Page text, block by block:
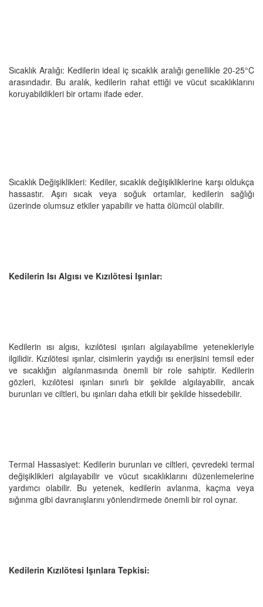
Sıcaklık Aralığı: Kedilerin ideal iç sıcaklık aralığı genellikle 20-25°C
arasındadır. Bu aralık, kedilerin rahat ettiği ve vücut sıcaklıklarını
koruyabildikleri bir ortamı ifade eder.
Sıcaklık Değişiklikleri: Kediler, sıcaklık değişikliklerine karşı oldukça
hassastır. Aşırı sıcak veya soğuk ortamlar, kedilerin sağlığı
üzerinde olumsuz etkiler yapabilir ve hatta ölümcül olabilir.
Kedilerin Isı Algısı ve Kızılötesi Işınlar:
Kedilerin ısı algısı, kızılötesi ışınları algılayabilme yetenekleriyle
ilgilidir. Kızılötesi ışınlar, cisimlerin yaydığı ısı enerjisini temsil eder
ve sıcaklığın algılanmasında önemli bir role sahiptir. Kedilerin
gözleri, kızılötesi ışınları sınırlı bir şekilde algılayabilir, ancak
burunları ve ciltleri, bu ışınları daha etkili bir şekilde hissedebilir.
Termal Hassasiyet: Kedilerin burunları ve ciltleri, çevredeki termal
değişiklikleri algılayabilir ve vücut sıcaklıklarını düzenlemelerine
yardımcı olabilir. Bu yetenek, kedilerin avlanma, kaçma veya
sığınma gibi davranışlarını yönlendirmede önemli bir rol oynar.
Kedilerin Kızılötesi Işınlara Tepkisi: